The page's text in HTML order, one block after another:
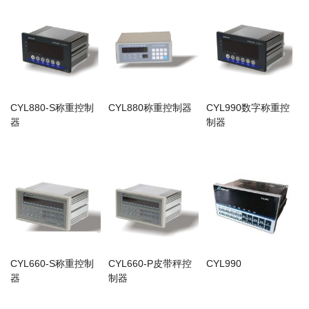
CYL880-S称重控制
器
CYL880称重控制器
CYL990数字称重控
制器
CYL660-S称重控制
器
CYL660-P皮带秤控
制器
CYL990